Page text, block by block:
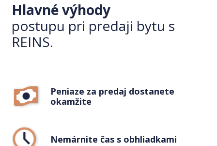
Hlavné výhody
postupu pri predaji bytu s
REINS.
Peniaze za predaj dostanete
okamžite
Nemárnite čas s obhliadkami